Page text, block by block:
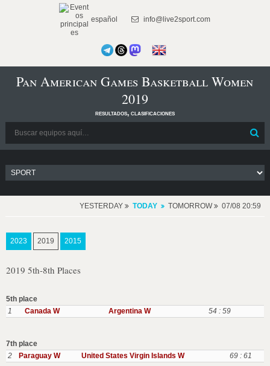
español info@live2sport.com
Pan American Games Basketball Women
2019
resultados, clasificaciones
YESTERDAY TODAY TOMORROW 07/08 20:59
2023 2019 2015
2019 5th-8th Places
5th place
1
Canada W Argentina W 54 : 59
7th place
2
Paraguay W United States Virgin Islands W 69 : 61